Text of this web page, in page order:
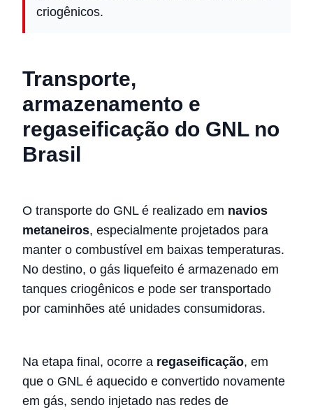
criogênicos.
Transporte,
armazenamento e
regaseificação do GNL no
Brasil
O transporte do GNL é realizado em navios
metaneiros, especialmente projetados para
manter o combustível em baixas temperaturas.
No destino, o gás liquefeito é armazenado em
tanques criogênicos e pode ser transportado
por caminhões até unidades consumidoras.
Na etapa final, ocorre a regaseificação, em
que o GNL é aquecido e convertido novamente
em gás, sendo injetado nas redes de